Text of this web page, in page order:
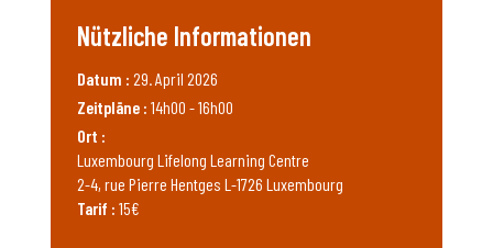
Nützliche Informationen
Datum : 29. April 2026
Zeitpläne : 14h00 - 16h00
Ort :
Luxembourg Lifelong Learning Centre
2-4, rue Pierre Hentges L-1726 Luxembourg
Tarif : 15€